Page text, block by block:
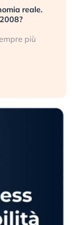
reale.
più